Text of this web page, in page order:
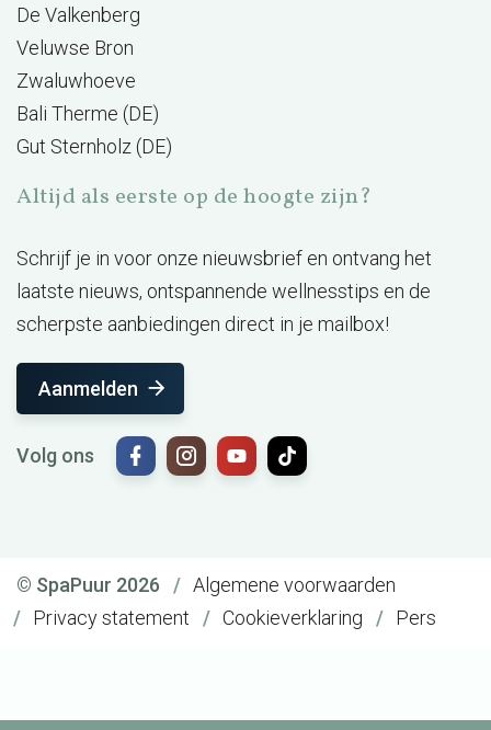
De Valkenberg
Veluwse Bron
Zwaluwhoeve
Bali Therme (DE)
Gut Sternholz (DE)
Altijd als eerste op de hoogte zijn?
Schrijf je in voor onze nieuwsbrief en ontvang het
laatste nieuws, ontspannende wellnesstips en de
scherpste aanbiedingen direct in je mailbox!
Aanmelden
Volg ons
© SpaPuur 2026
Algemene voorwaarden
Privacy statement
Cookieverklaring Pers